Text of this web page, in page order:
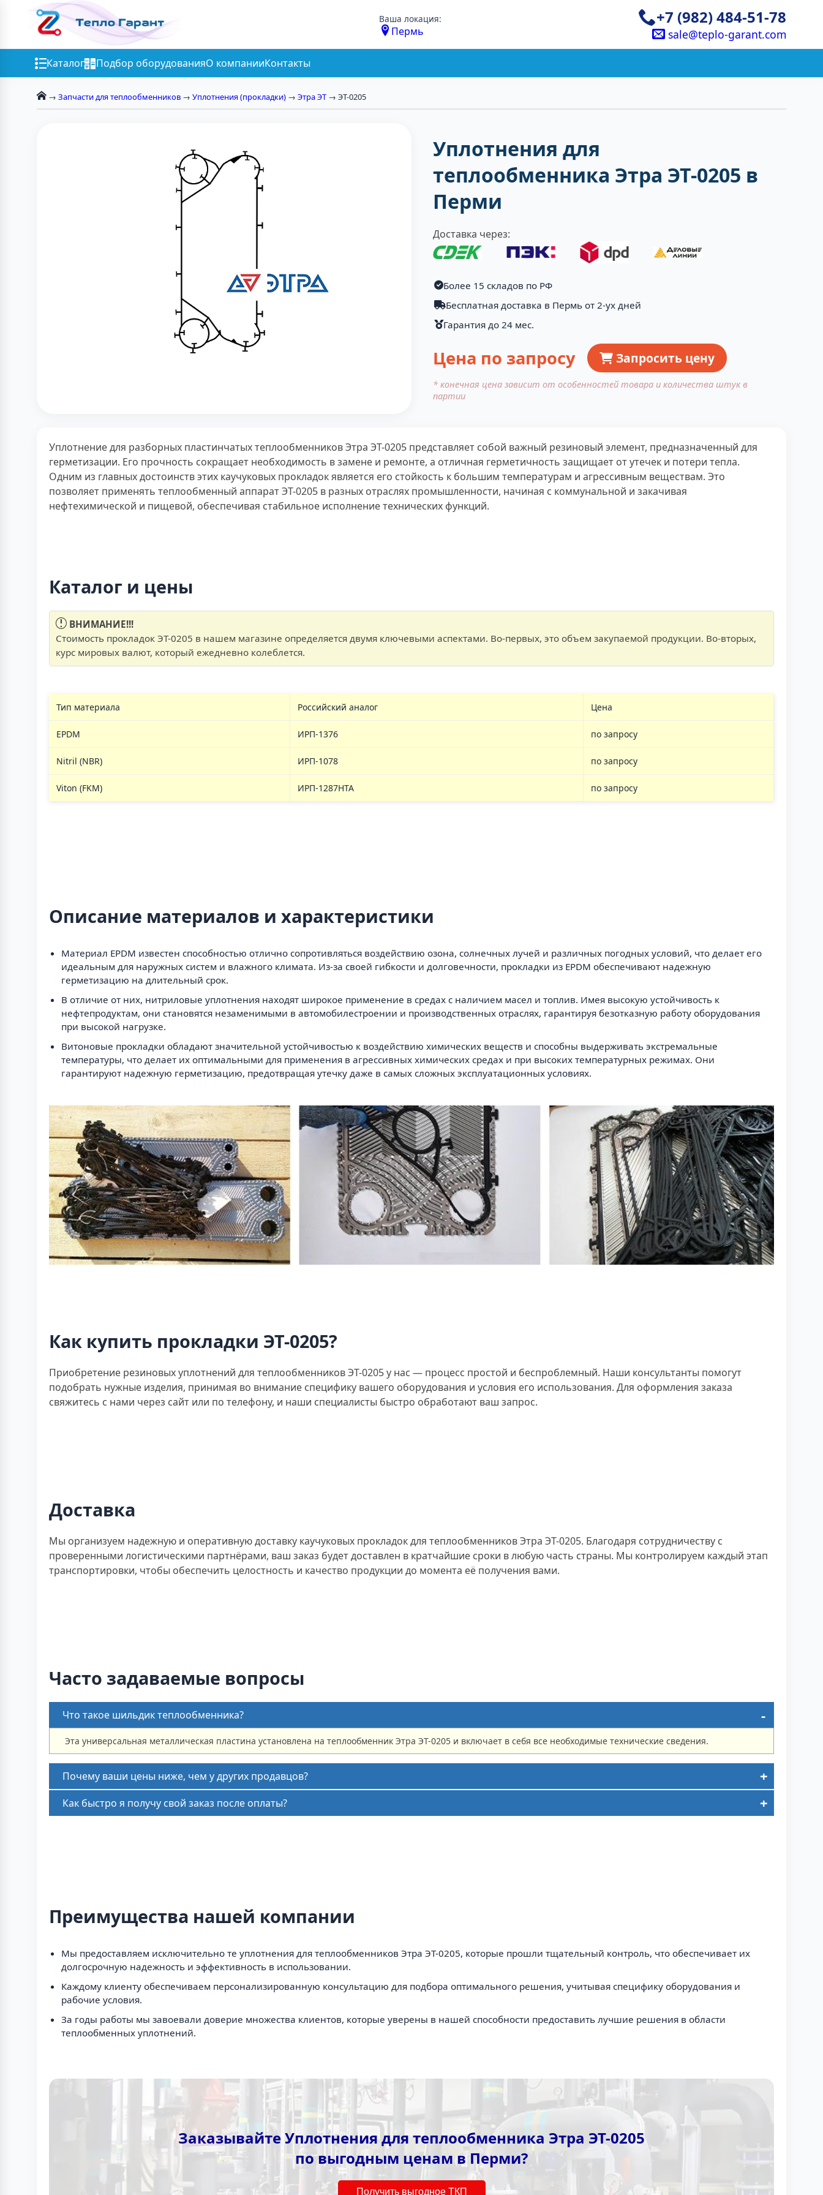
Ваша локация:
Пермь
+7 (982) 484-51-78
sale@teplo-garant.com
Каталог Подбор оборудованияО компанииКонтакты
→ Запчасти для теплообменников → Уплотнения (прокладки) → Этра ЭТ → ЭТ-0205
Уплотнения для
теплообменника Этра ЭТ-0205 в
Перми
Доставка через:
Более 15 складов по РФ
Бесплатная доставка в Пермь от 2-ух дней
Гарантия до 24 мес.
Цена по запросу Запросить цену
* конечная цена зависит от особенностей товара и количества штук в
партии
Уплотнение для разборных пластинчатых теплообменников Этра ЭТ-0205 представляет собой важный резиновый элемент, предназначенный для
герметизации. Его прочность сокращает необходимость в замене и ремонте, а отличная герметичность защищает от утечек и потери тепла.
Одним из главных достоинств этих каучуковых прокладок является его стойкость к большим температурам и агрессивным веществам. Это
позволяет применять теплообменный аппарат ЭТ-0205 в разных отраслях промышленности, начиная с коммунальной и закачивая
нефтехимической и пищевой, обеспечивая стабильное исполнение технических функций.
Каталог и цены
ВНИМАНИЕ!!!
Стоимость прокладок ЭТ-0205 в нашем магазине определяется двумя ключевыми аспектами. Во-первых, это объем закупаемой продукции. Во-вторых,
курс мировых валют, который ежедневно колеблется.
Тип материала Российский аналог Цена
EPDM ИРП-1376 по запросу
Nitril (NBR) ИРП-1078 по запросу
Viton (FKM) ИРП-1287НТА по запросу
Описание материалов и характеристики
Материал EPDM известен способностью отлично сопротивляться воздействию озона, солнечных лучей и различных погодных условий, что делает его
идеальным для наружных систем и влажного климата. Из-за своей гибкости и долговечности, прокладки из EPDM обеспечивают надежную
герметизацию на длительный срок.
В отличие от них, нитриловые уплотнения находят широкое применение в средах с наличием масел и топлив. Имея высокую устойчивость к
нефтепродуктам, они становятся незаменимыми в автомобилестроении и производственных отраслях, гарантируя безотказную работу оборудования
при высокой нагрузке.
Витоновые прокладки обладают значительной устойчивостью к воздействию химических веществ и способны выдерживать экстремальные
температуры, что делает их оптимальными для применения в агрессивных химических средах и при высоких температурных режимах. Они
гарантируют надежную герметизацию, предотвращая утечку даже в самых сложных эксплуатационных условиях.
Как купить прокладки ЭТ-0205?
Приобретение резиновых уплотнений для теплообменников ЭТ-0205 у нас — процесс простой и беспроблемный. Наши консультанты помогут
подобрать нужные изделия, принимая во внимание специфику вашего оборудования и условия его использования. Для оформления заказа
свяжитесь с нами через сайт или по телефону, и наши специалисты быстро обработают ваш запрос.
Доставка
Мы организуем надежную и оперативную доставку каучуковых прокладок для теплообменников Этра ЭТ-0205. Благодаря сотрудничеству с
проверенными логистическими партнёрами, ваш заказ будет доставлен в кратчайшие сроки в любую часть страны. Мы контролируем каждый этап
транспортировки, чтобы обеспечить целостность и качество продукции до момента её получения вами.
Часто задаваемые вопросы
Что такое шильдик теплообменника?
Эта универсальная металлическая пластина установлена на теплообменник Этра ЭТ-0205 и включает в себя все необходимые технические сведения.
Почему ваши цены ниже, чем у других продавцов?
Как быстро я получу свой заказ после оплаты?
Преимущества нашей компании
Мы предоставляем исключительно те уплотнения для теплообменников Этра ЭТ-0205, которые прошли тщательный контроль, что обеспечивает их
долгосрочную надежность и эффективность в использовании.
Каждому клиенту обеспечиваем персонализированную консультацию для подбора оптимального решения, учитывая специфику оборудования и
рабочие условия.
За годы работы мы завоевали доверие множества клиентов, которые уверены в нашей способности предоставить лучшие решения в области
теплообменных уплотнений.
Заказывайте Уплотнения для теплообменника Этра ЭТ-0205
по выгодным ценам в Перми?
Получить выгодное ТКП